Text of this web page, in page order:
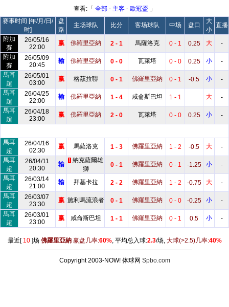
查看:「 全部- 主客- 歐冠盃 」
赛事时间 [年/月/日/
时]
盘
路
主场球队 比分 客场球队 中场 盘口
大
小
直播
附加
賽
26/05/16
22:00
赢 佛羅里亞納 2 - 1 馬薩洛克 0 - 1 0.25 大
-
附加
賽
26/05/09
20:45
输 佛羅里亞納 0 - 0 瓦萊塔 0 - 0 0.25 小
-
馬耳
超
26/05/01
03:00
赢 格茲拉聯 0 - 1 佛羅里亞納 0 - 1 -0.5 小
-
馬耳
超
26/04/25
22:00
输 佛羅里亞納 1 - 4 咸侖斯巴坦 1 - 1 大
-
馬耳
超
26/04/18
23:00
赢 佛羅里亞納 2 - 0 瓦萊塔 0 - 0 0.25 小 -
馬耳
超
26/04/16
02:30
赢 馬薩洛克 1 - 3 佛羅里亞納 1 - 2 -0.5 大
-
馬耳
超
26/04/11
20:30
输
1 納克薩爾雄
獅
0 - 1 佛羅里亞納 0 - 1 -1.25 小
-
馬耳
超
26/03/14
21:00
输 拜基卡拉 2 - 2 佛羅里亞納 1 - 2 -0.75 大
-
馬耳
超
26/03/07
23:30
赢 施利馬流浪者 0 - 1 佛羅里亞納 0 - 0 -0.25 小
-
馬耳
超
26/03/01
23:00
赢 咸侖斯巴坦 1 - 1 佛羅里亞納 0 - 1 0.5 小 -
最近[ 10]场 佛羅里亞納赢盘几率:60%, 平均总入球:2.3/场, 大球(>2.5)几率:40%
Copyright 2003-NOW! 体球网 Spbo.com